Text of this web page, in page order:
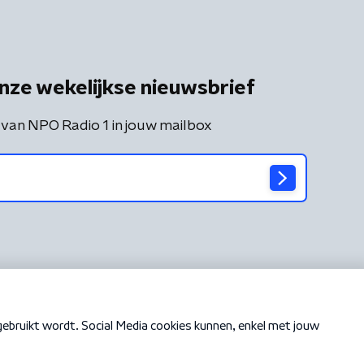
wekelijkse nieuwsbrief
NPO Radio 1 in jouw mailbox